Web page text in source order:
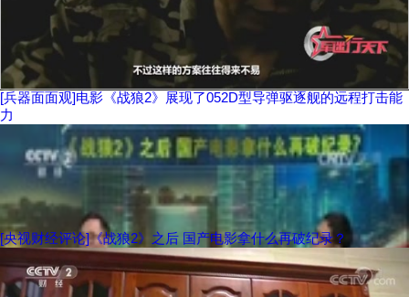
[兵器面面观]电影《战狼2》展现了052D型导弹驱逐舰的远程打击能
力
[央视财经评论]《战狼2》之后 国产电影拿什么再破纪录？